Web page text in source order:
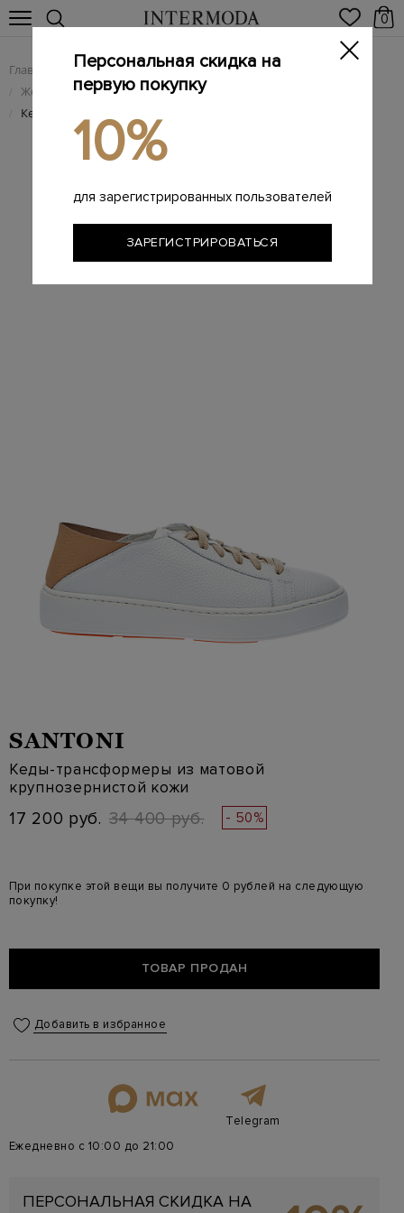
0
Главная Женщинам / Женская обувь
/ Женские брендовые кеды
/ Кеды-трансформеры из матовой крупнозернистой кожи
SANTONI
Кеды-трансформеры из матовой
крупнозернистой кожи
17 200 руб. 34 400 руб. - 50%
При покупке этой вещи вы получите 0 рублей на следующую
покупку!
ТОВАР ПРОДАН
Добавить в избранное
Telegram
Ежедневно с 10:00 до 21:00
ПЕРСОНАЛЬНАЯ СКИДКА НА
Персональная скидка на
первую покупку
10%
для зарегистрированных пользователей
ЗАРЕГИСТРИРОВАТЬСЯ